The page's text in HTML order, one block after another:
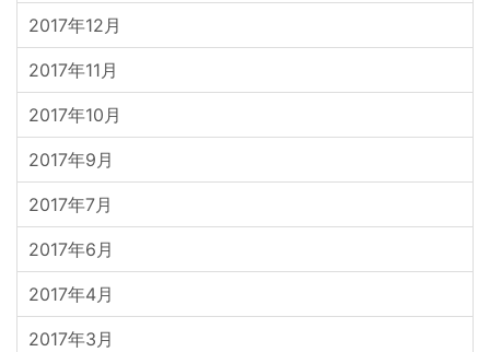
2017年12月
2017年11月
2017年10月
2017年9月
2017年7月
2017年6月
2017年4月
2017年3月